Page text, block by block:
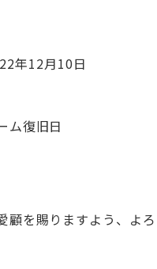
年12月10日
ム復旧日
を賜りますよう、よろ